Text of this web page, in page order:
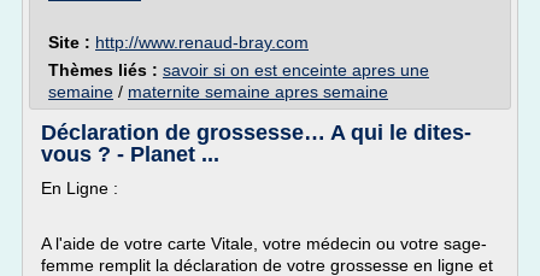
Site : http://www.renaud-bray.com
Thèmes liés : savoir si on est enceinte apres une
semaine / maternite semaine apres semaine
Déclaration de grossesse… A qui le dites-
vous ? - Planet ...
En Ligne :
A l'aide de votre carte Vitale, votre médecin ou votre sage-
femme remplit la déclaration de votre grossesse en ligne et